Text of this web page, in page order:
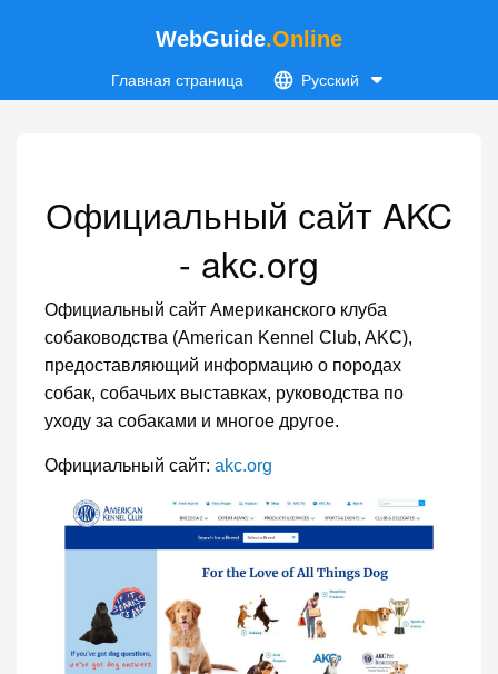
WebGuide.Online
Главная страница Русский
Официальный сайт AKC
- akc.org
Официальный сайт Американского клуба
собаководства (American Kennel Club, AKC),
предоставляющий информацию о породах
собак, собачьих выставках, руководства по
уходу за собаками и многое другое.
Официальный сайт: akc.org